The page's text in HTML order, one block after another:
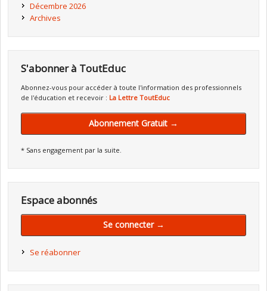
Décembre 2026
Archives
S'abonner à ToutEduc
Abonnez-vous pour accéder à toute l'information des professionnels
de l'éducation et recevoir : La Lettre ToutEduc
Abonnement Gratuit →
* Sans engagement par la suite.
Espace abonnés
Se connecter →
Se réabonner